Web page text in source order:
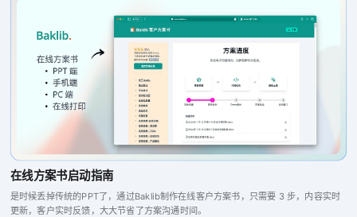
在线方案书启动指南
是时候丢掉传统的PPT了，通过Baklib制作在线客户方案书，只需要 3 步，内容实时
更新，客户实时反馈，大大节省了方案沟通时间。